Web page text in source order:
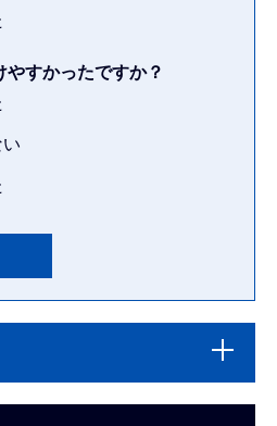
やすかったですか？